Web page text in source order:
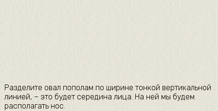
Разделите овал пополам по ширине тонкой вертикальной
линией, – это будет середина лица. На ней мы будем
располагать нос.